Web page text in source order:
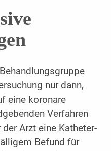
nur dann,
eine koronare
Verfahren
Arzt eine Katheter-
Befund für